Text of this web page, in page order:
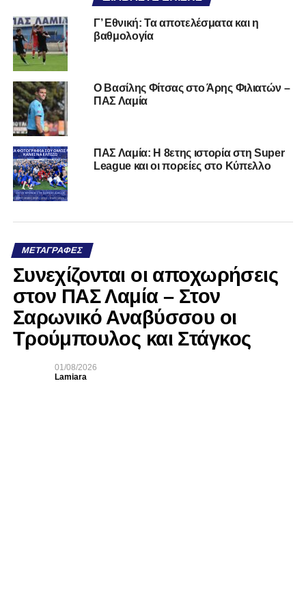
Γ’ Εθνική: Τα αποτελέσματα και η
βαθμολογία
Ο Βασίλης Φίτσας στο Άρης Φιλιατών –
ΠΑΣ Λαμία
ΠΑΣ Λαμία: Η 8ετης ιστορία στη Super
League και οι πορείες στο Κύπελλο
ΜΕΤΑΓΡΑΦΈΣ
Συνεχίζονται οι αποχωρήσεις
στον ΠΑΣ Λαμία – Στον
Σαρωνικό Αναβύσσου οι
Τρούμπουλος και Στάγκος
01/08/2026
Lamiara